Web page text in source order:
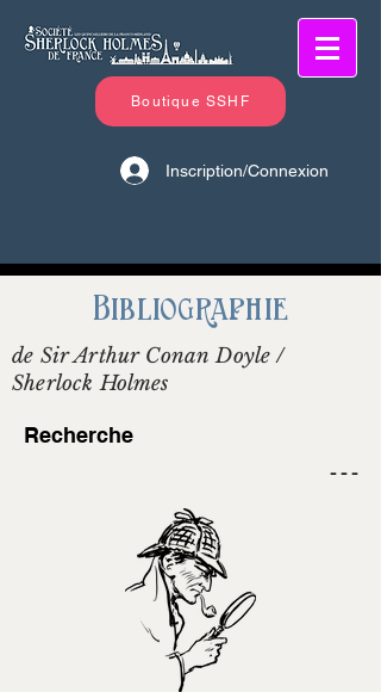
Boutique SSHF
Inscription/Connexion
Bibliographie
de Sir Arthur Conan Doyle /
Sherlock Holmes
Recherche
- - -